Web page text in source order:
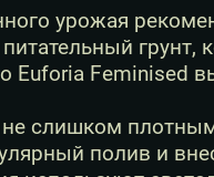
урожая
Euforia
слишком
полив и